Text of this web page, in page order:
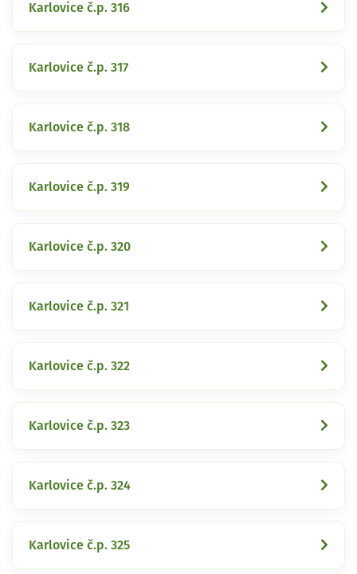
Karlovice č.p. 316
Karlovice č.p. 317
Karlovice č.p. 318
Karlovice č.p. 319
Karlovice č.p. 320
Karlovice č.p. 321
Karlovice č.p. 322
Karlovice č.p. 323
Karlovice č.p. 324
Karlovice č.p. 325